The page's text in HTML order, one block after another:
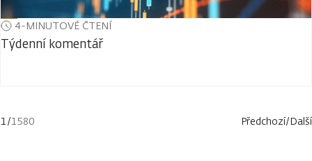
4-MINUTOVÉ ČTENÍ
Týdenní komentář
1/1580 Předchozí/Další